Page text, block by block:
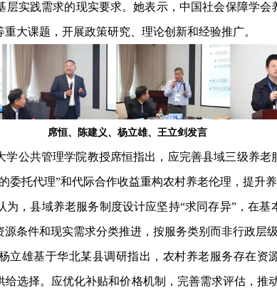
层实践需求的现实要求。她表示，中国社会保障学会
大课题，开展政策研究、理论创新和经验推广。
席恒、陈建义、杨立雄、王立剑发言
学公共管理学院教授席恒指出，应完善县域三级养老
委托代理”和代际合作收益重构农村养老伦理，提升
为，县域养老服务制度设计应坚持“求同存异”，在基
条件和现实需求分类推进，按服务类别而非行政层级
立雄基于华北某县调研指出，农村养老服务存在资
选择。应优化补贴和价格机制，完善需求评估，推